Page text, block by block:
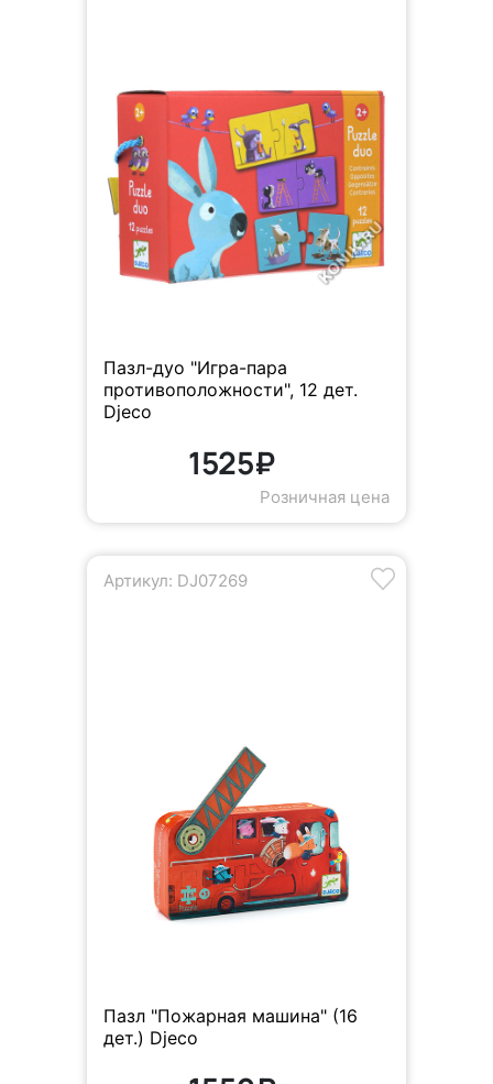
Пазл-дуо "Игра-пара
противоположности", 12 дет.
Djeco
1525₽
Розничная цена
Артикул: DJ07269
Пазл "Пожарная машина" (16
дет.) Djeco